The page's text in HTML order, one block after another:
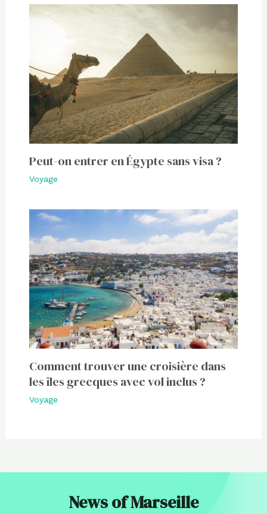
Peut-on entrer en Égypte sans visa ?
Voyage
Comment trouver une croisière dans
les îles grecques avec vol inclus ?
Voyage
News of Marseille